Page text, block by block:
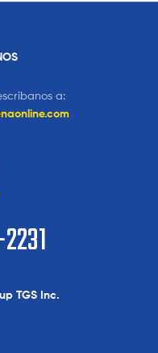
a:
TGS Inc.